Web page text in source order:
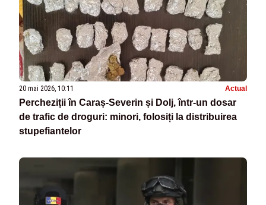
20 mai 2026, 10:11 Actual
Percheziții în Caraș-Severin și Dolj, într-un dosar
de trafic de droguri: minori, folosiți la distribuirea
stupefiantelor